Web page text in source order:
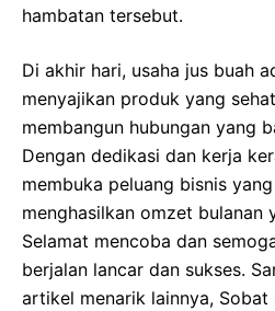
hambatan tersebut.
Di akhir hari, usaha jus buah
menyajikan produk yang
membangun hubungan yang
Dengan dedikasi dan kerja
membuka peluang bisnis
menghasilkan omzet bulanan
Selamat mencoba dan
berjalan lancar dan sukses.
artikel menarik lainnya, Sobat